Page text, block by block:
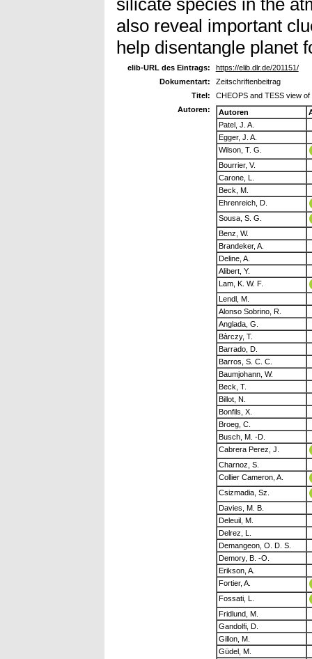
also reveal important
help disentangle planet
elib-URL des Eintrags:
https://elib.dlr.de/201151/
Dokumentart:
Zeitschriftenbeitrag
Titel:
CHEOPS and TESS view
Autoren:
Autoren
Patel, J. A.
Egger, J. A.
Wilson, T. G.
Bourrier, V.
Carone, L.
Beck, M.
Ehrenreich, D.
Sousa, S. G.
Benz, W.
Brandeker, A.
Deline, A.
Alibert, Y.
Lam, K. W. F.
Lendl, M.
Alonso Sobrino, R.
Anglada, G.
Bàrczy, T.
Barrado, D.
Barros, S. C. C.
Baumjohann, W.
Beck, T.
Billot, N.
Bonfils, X.
Broeg, C.
Busch, M. -D.
Cabrera Perez, J.
Charnoz, S.
Collier Cameron, A.
Csizmadia, Sz.
Davies, M. B.
Deleuil, M.
Delrez, L.
Demangeon, O. D. S.
Demory, B. -O.
Erikson, A.
Fortier, A.
Fossati, L.
Fridlund, M.
Gandolfi, D.
Gillon, M.
Güdel, M.